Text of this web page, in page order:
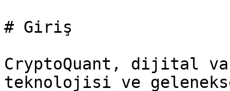
# Giriş
CryptoQuant, dijital
teknolojisi ve